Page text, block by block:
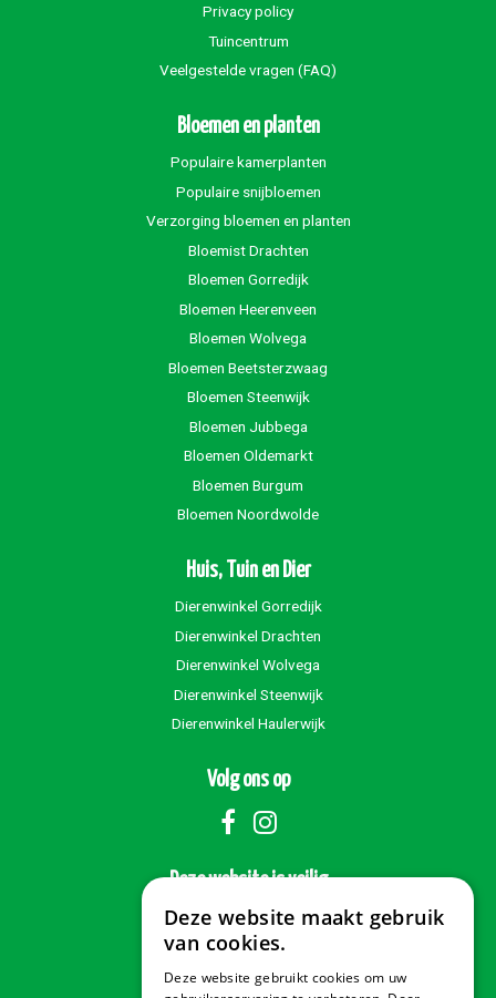
Privacy policy
Tuincentrum
Veelgestelde vragen (FAQ)
Bloemen en planten
Populaire kamerplanten
Populaire snijbloemen
Verzorging bloemen en planten
Bloemist Drachten
Bloemen Gorredijk
Bloemen Heerenveen
Bloemen Wolvega
Bloemen Beetsterzwaag
Bloemen Steenwijk
Bloemen Jubbega
Bloemen Oldemarkt
Bloemen Burgum
Bloemen Noordwolde
Huis, Tuin en Dier
Dierenwinkel Gorredijk
Dierenwinkel Drachten
Dierenwinkel Wolvega
Dierenwinkel Steenwijk
Dierenwinkel Haulerwijk
Volg ons op
Deze website is veilig
Deze website maakt gebruik
van cookies.
Deze website gebruikt cookies om uw